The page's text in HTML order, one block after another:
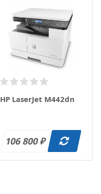
HP LaserJet M442dn
106 800₽